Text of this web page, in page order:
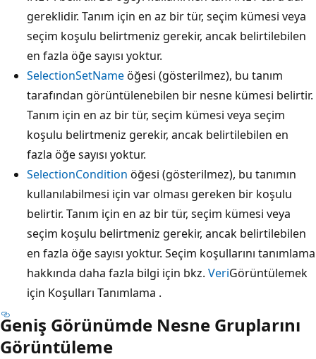
gereklidir. Tanım için en az bir tür, seçim kümesi veya
seçim koşulu belirtmeniz gerekir, ancak belirtilebilen
en fazla öğe sayısı yoktur.
SelectionSetNameöğesi (gösterilmez), bu tanım
tarafından görüntülenebilen bir nesne kümesi belirtir.
Tanım için en az bir tür, seçim kümesi veya seçim
koşulu belirtmeniz gerekir, ancak belirtilebilen en
fazla öğe sayısı yoktur.
SelectionCondition öğesi (gösterilmez), bu tanımın
kullanılabilmesi için var olması gereken bir koşulu
belirtir. Tanım için en az bir tür, seçim kümesi veya
seçim koşulu belirtmeniz gerekir, ancak belirtilebilen
en fazla öğe sayısı yoktur. Seçim koşullarını tanımlama
hakkında daha fazla bilgi için bkz. VeriGörüntülemek
için Koşulları Tanımlama .
Geniş Görünümde Nesne Gruplarını
Görüntüleme